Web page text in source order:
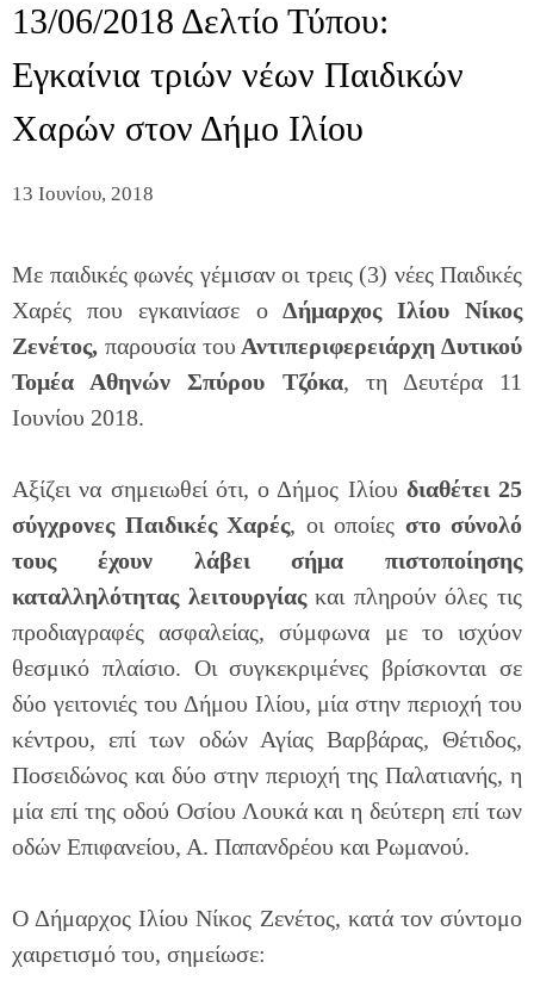
13/06/2018 Δελτίο Τύπου:
Εγκαίνια τριών νέων Παιδικών
Χαρών στον Δήμο Ιλίου
13 Ιουνίου, 2018
Με παιδικές φωνές γέμισαν οι τρεις (3) νέες Παιδικές
Χαρές που εγκαινίασε οΔήμαρχος Ιλίου Νίκος
Ζενέτος, παρουσία του Αντιπεριφερειάρχη Δυτικού
Τομέα Αθηνών Σπύρου Τζόκα, τη Δευτέρα 11
Ιουνίου 2018.
Αξίζει να σημειωθεί ότι, ο Δήμος Ιλίου διαθέτει 25
σύγχρονες Παιδικές Χαρές, οι οποίες στο σύνολό
τους έχουν λάβει σήμα πιστοποίησης
καταλληλότητας λειτουργίαςκαι πληρούν όλες τις
προδιαγραφές ασφαλείας, σύμφωνα με το ισχύον
θεσμικό πλαίσιο. Οι συγκεκριμένες βρίσκονται σε
δύο γειτονιές του Δήμου Ιλίου, μία στην περιοχή του
κέντρου, επί των οδών Αγίας Βαρβάρας, Θέτιδος,
Ποσειδώνος και δύο στην περιοχή της Παλατιανής, η
μία επί της οδού Οσίου Λουκά και η δεύτερη επί των
οδών Επιφανείου, Α. Παπανδρέου και Ρωμανού.
Ο Δήμαρχος Ιλίου Νίκος Ζενέτος, κατά τον σύντομο
χαιρετισμό του, σημείωσε: